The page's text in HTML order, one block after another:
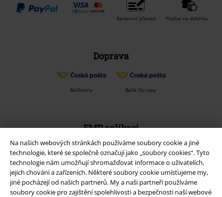
Na našich webových stránkách používáme soubory cookie a jiné
technologie, které se společně označují jako „soubory cookies“. Tyto
technologie nám umožňují shromažďovat informace o uživatelích,
jejich chování a zařízeních. Některé soubory cookie umísťujeme my,
jiné pocházejí od našich partnerů. My a naši partneři používáme
soubory cookie pro zajištění spolehlivosti a bezpečnosti naší webové
Bankovní převod Platba na dobírku
Doprava
Balíkovna Balík Do ruky
EMP aplikaci
Stáhněte si novou EMP aplikaci zdarma a využijte všechny nové
funkce a výhody!